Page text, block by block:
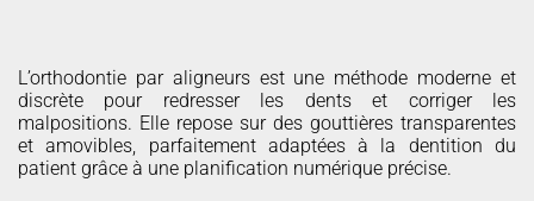
L’orthodontie par aligneurs est une méthode moderne et
discrète pour redresser les dents et corriger les
malpositions. Elle repose sur des gouttières transparentes
et amovibles, parfaitement adaptées à la dentition du
patient grâce à une planification numérique précise.